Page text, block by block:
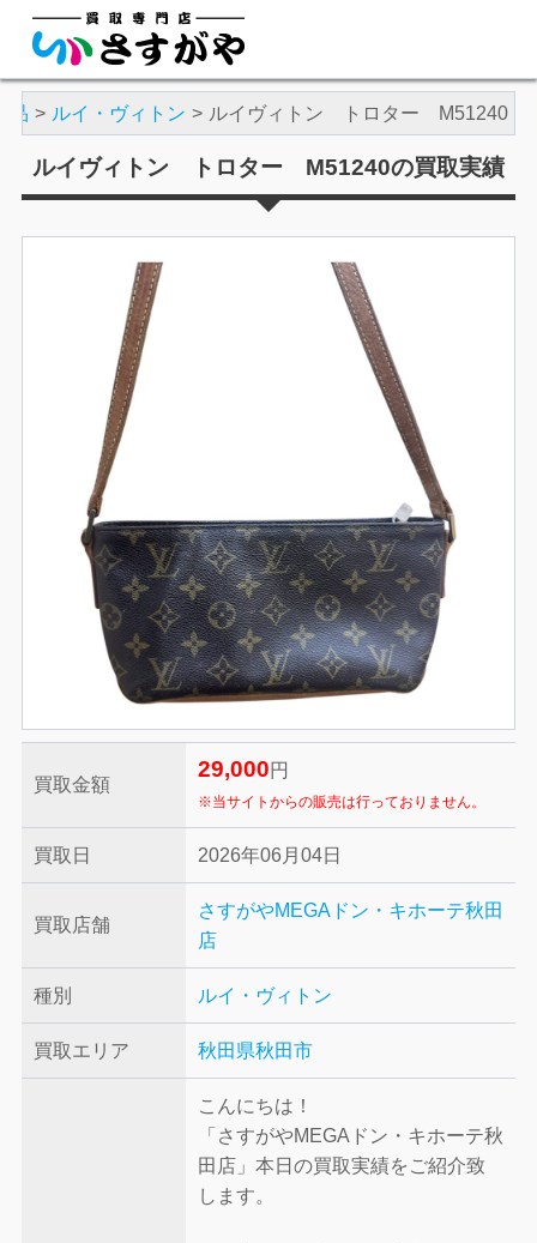
品 ルイ・ヴィトン ルイヴィトン トロター M51240
ルイヴィトン トロター M51240の買取実績
買取金額
29,000 円
※当サイトからの販売は行っておりません。
買取日 2026年06月04日
買取店舗
さすがやMEGAドン・キホーテ秋田
店
種別 ルイ・ヴィトン
買取エリア 秋田県秋田市
こんにちは！
「さすがやMEGAドン・キホーテ秋
田店」本日の買取実績をご紹介致
します。